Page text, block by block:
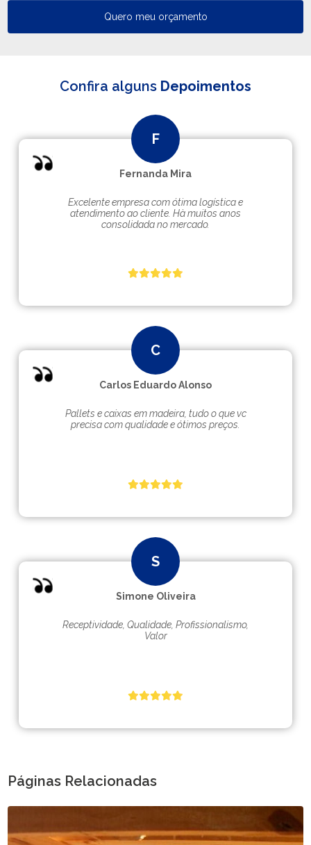
Quero meu orçamento
Confira alguns Depoimentos
Fernanda Mira
Excelente empresa com ótima logística e
atendimento ao cliente. Hà muitos anos
consolidada no mercado.
Carlos Eduardo Alonso
Pallets e caixas em madeira, tudo o que vc
precisa com qualidade e ótimos preços.
Simone Oliveira
Receptividade, Qualidade, Profissionalismo,
Valor
Páginas Relacionadas